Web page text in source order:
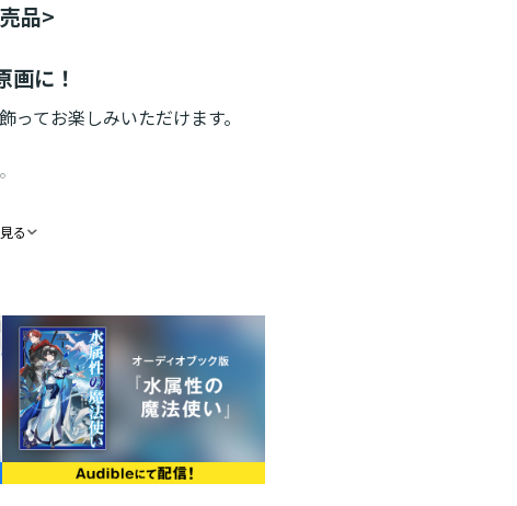
品>
画に！
てお楽しみいただけます。
る